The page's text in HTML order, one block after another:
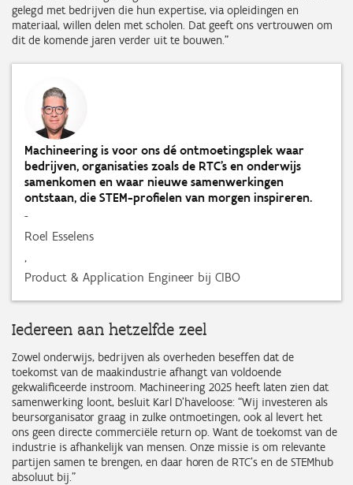
gelegd met bedrijven die hun expertise, via opleidingen en
materiaal, willen delen met scholen. Dat geeft ons vertrouwen om
dit de komende jaren verder uit te bouwen.”
Machineering is voor ons dé ontmoetingsplek waar
bedrijven, organisaties zoals de RTC’s en onderwijs
samenkomen en waar nieuwe samenwerkingen
ontstaan, die STEM-profielen van morgen inspireren.
-
Roel Esselens
,
Product & Application Engineer bij CIBO
Iedereen aan hetzelfde zeel
Zowel onderwijs, bedrijven als overheden beseffen dat de
toekomst van de maakindustrie afhangt van voldoende
gekwalificeerde instroom. Machineering 2025 heeft laten zien dat
samenwerking loont, besluit Karl D’haveloose: “Wij investeren als
beursorganisator graag in zulke ontmoetingen, ook al levert het
ons geen directe commerciële return op. Want de toekomst van de
industrie is afhankelijk van mensen. Onze missie is om relevante
partijen samen te brengen, en daar horen de RTC’s en de STEMhub
absoluut bij.”